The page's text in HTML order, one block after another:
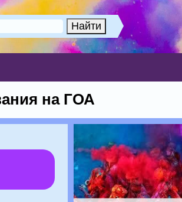
на ГОА